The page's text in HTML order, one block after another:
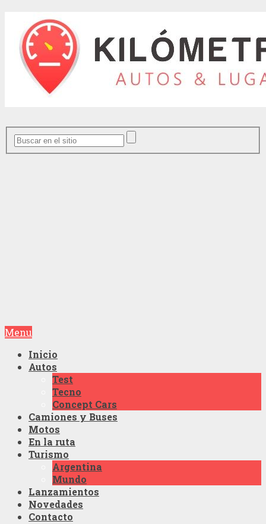
Menu
Inicio
Autos
Test
Tecno
Concept Cars
Camiones y Buses
Motos
En la ruta
Turismo
Argentina
Mundo
Lanzamientos
Novedades
Contacto